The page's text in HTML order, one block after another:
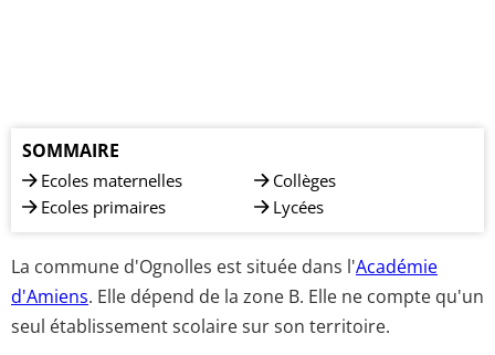
SOMMAIRE
Ecoles maternelles
Ecoles primaires
Collèges
Lycées
La commune d'Ognolles est située dans l'Académie
d'Amiens. Elle dépend de la zone B. Elle ne compte qu'un
seul établissement scolaire sur son territoire.